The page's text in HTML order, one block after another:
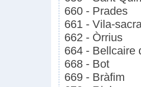
660 - Prades
661 - Vila-
662 - Òrrius
664 - Bellcaire
668 - Bot
669 - Bràfim